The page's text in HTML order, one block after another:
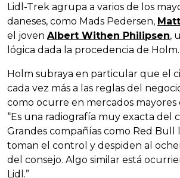
Lidl-Trek agrupa a varios de los
daneses, como Mads Pedersen,
el joven Albert Withen Philipsen,
lógica dada la procedencia de Holm.
Holm subraya en particular que el
cada vez más a las reglas del
como ocurre en mercados
“Es una radiografía muy exacta del
Grandes compañías como Red Bull
toman el control y despiden al
del consejo. Algo similar está
Lidl.”